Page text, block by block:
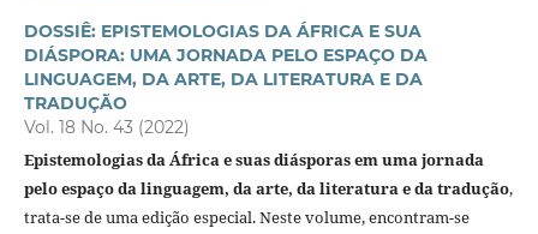
DOSSIÊ: EPISTEMOLOGIAS DA ÁFRICA E SUA
DIÁSPORA: UMA JORNADA PELO ESPAÇO DA
LINGUAGEM, DA ARTE, DA LITERATURA E DA
TRADUÇÃO
Vol. 18 No. 43 (2022)
Epistemologias da África e suas diásporas em uma jornada
pelo espaço da linguagem, da arte, da literatura e da tradução,
trata-se de uma edição especial. Neste volume, encontram-se